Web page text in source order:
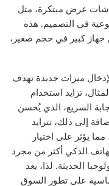
عرض مبتكرة، مثل
في التصميم. هذه
جهاز كبير في حجم صغير،
ميزات جديدة تهدف
تزايد استخدام
السريع، الذي يُحسن
إلى ذلك، تتزايد
يؤثر على اختيار
الذكي أكثر من مجرد
الحديثة. لذا، يعد
على تطور السوق